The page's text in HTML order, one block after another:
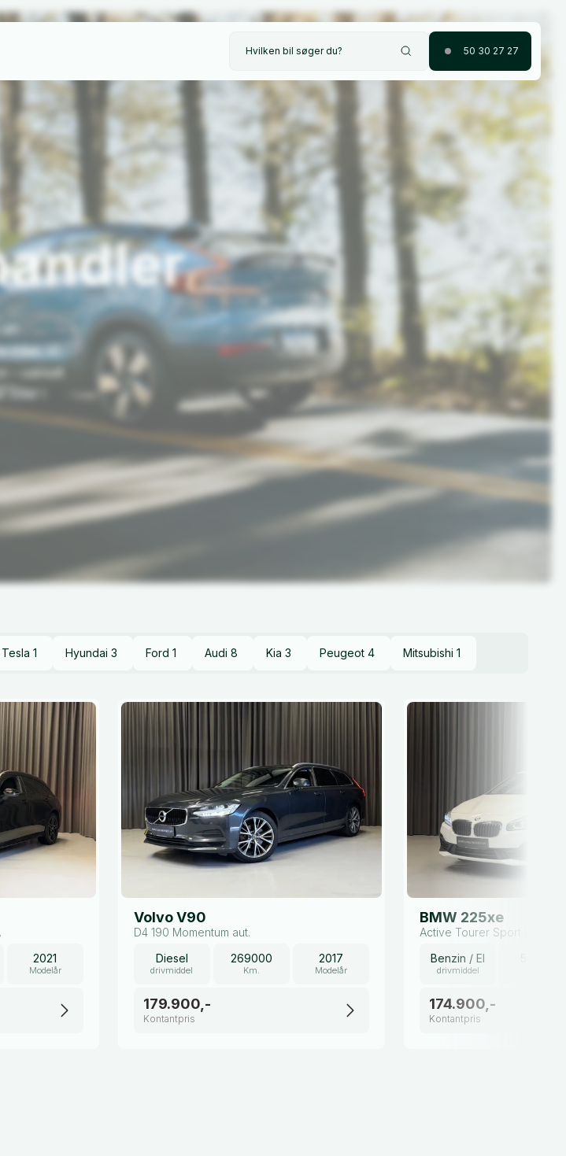
Hvilken bil søger du? 50 30 27 27
biler. Vi
uanset
i
Tesla 1 Hyundai 3 Ford 1 Audi 8 Kia 3 Peugeot 4 Mitsubishi 1
2021
Modelår
Volvo V90
D4 190 Momentum aut.
Diesel
drivmiddel
269000
Km.
2017
Modelår
179.900,-
Kontantpris
BMW 225xe
Active Tourer Sport Line
Benzin / El
drivmiddel
174.900,-
Kontantpris